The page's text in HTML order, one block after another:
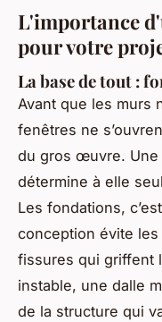
L'importance
pour votre
La base de tout :
Avant que les murs
fenêtres ne
du gros œuvre. Une
détermine à elle
Les fondations,
conception évite
fissures qui griffent
instable, une dalle
de la structure qui